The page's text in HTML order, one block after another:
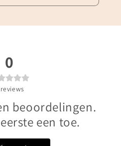
0
reviews
beoordelingen.
een toe.